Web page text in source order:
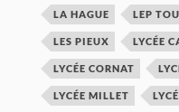
LA HAGUE LEP
LES PIEUX LYCÉE
LYCÉE CORNAT
LYCÉE MILLET